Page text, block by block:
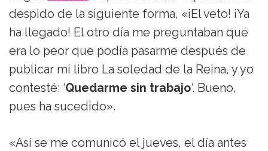
despido de la siguiente forma, «¡El veto! ¡Ya
ha llegado! El otro día me preguntaban qué
era lo peor que podía pasarme después de
publicar mi libro La soledad de la Reina, y yo
contesté: ‘Quedarme sin trabajo‘. Bueno,
pues ha sucedido».
«Así se me comunicó el jueves, el día antes